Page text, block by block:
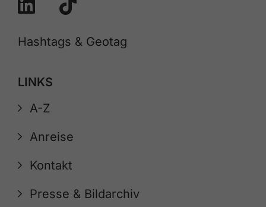
Hashtags & Geotag
LINKS
A-Z
Anreise
Kontakt
Presse & Bildarchiv